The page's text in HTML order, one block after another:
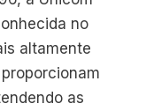
no
altamente
as